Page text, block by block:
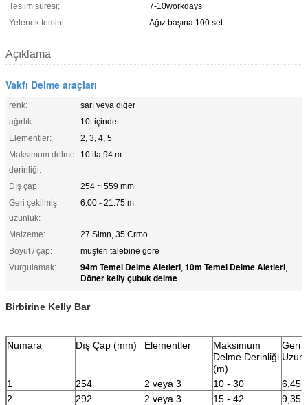
Teslim süresi:
7-10workdays
Yetenek temini:
Ağız başına 100 set
Açıklama
Vakfı Delme araçları
renk:
sarı veya diğer
ağırlık:
10t içinde
Elementler:
2, 3, 4, 5
Maksimum delme
derinliği:
10 ila 94 m
Dış çap:
254 ~ 559 mm
Geri çekilmiş
uzunluk:
6.00 - 21.75 m
Malzeme:
27 Simn, 35 Crmo
Boyut / çap:
müşteri talebine göre
Vurgulamak:
94m Temel Delme Aletleri, 10m Temel Delme Aletleri,
Döner kelly çubuk delme
Birbirine Kelly Bar
Numara Dış Çap (mm) Elementler
Maksimum
Delme Derinliği
(m)
Geri
1 254 2 veya 3 10 - 30
6,45
2
292 2 veya 3 15 - 42
9,35